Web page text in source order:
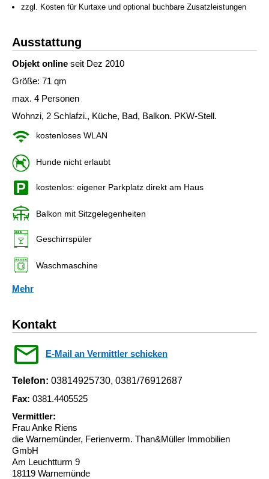
zzgl. Kosten für Kurtaxe und optional buchbare Zusatzleistungen
Ausstattung
Objekt online seit Dez 2010
Größe: 71 qm
max. 4 Personen
Wohnzi, 2 Schlafzi., Küche, Bad, Balkon. PKW-Stell.
kostenloses WLAN
Hunde nicht erlaubt
kostenlos: eigener Parkplatz direkt am Haus
Balkon mit Sitzgelegenheiten
Geschirrspüler
Waschmaschine
Mehr
Kontakt
E-Mail an Vermittler schicken
Telefon: 03814925730, 0381/76912687
Fax: 0381.4405525
Vermittler:
Frau Anke Riens
die Warnemünder, Ferienverm. Than&Müller Immobilien
GmbH
Am Leuchtturm 9
18119 Warnemünde